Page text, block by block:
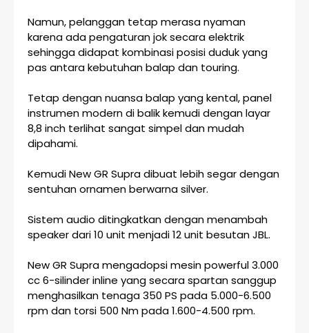
Namun, pelanggan tetap merasa nyaman
karena ada pengaturan jok secara elektrik
sehingga didapat kombinasi posisi duduk yang
pas antara kebutuhan balap dan touring.
Tetap dengan nuansa balap yang kental, panel
instrumen modern di balik kemudi dengan layar
8,8 inch terlihat sangat simpel dan mudah
dipahami.
Kemudi New GR Supra dibuat lebih segar dengan
sentuhan ornamen berwarna silver.
Sistem audio ditingkatkan dengan menambah
speaker dari 10 unit menjadi 12 unit besutan JBL.
New GR Supra mengadopsi mesin powerful 3.000
cc 6-silinder inline yang secara spartan sanggup
menghasilkan tenaga 350 PS pada 5.000-6.500
rpm dan torsi 500 Nm pada 1.600-4.500 rpm.